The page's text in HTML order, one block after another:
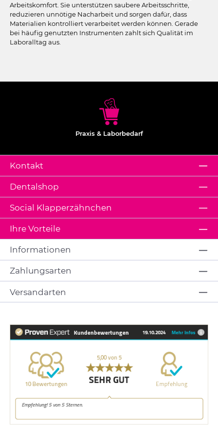
Arbeitskomfort. Sie unterstützen saubere Arbeitsschritte,
reduzieren unnötige Nacharbeit und sorgen dafür, dass
Materialien kontrolliert verarbeitet werden können. Gerade
bei häufig genutzten Instrumenten zahlt sich Qualität im
Laboralltag aus.
Praxis & Laborbedarf
Kontakt
Dentalshop
Ihre Vorteile
Social Klapperzähnchen
Informationen
Zahlungsarten
Versandarten